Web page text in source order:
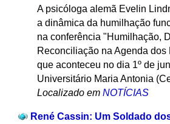
A psicóloga alemã Evelin
a dinâmica da humilhação
na conferência "Humilhação,
Reconciliação na Agenda dos
que aconteceu no dia 1º de
Universitário Maria Antonia
Localizado em NOTÍCIAS
René Cassin: Um Soldado